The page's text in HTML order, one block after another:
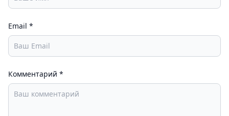
Email *
Комментарий *